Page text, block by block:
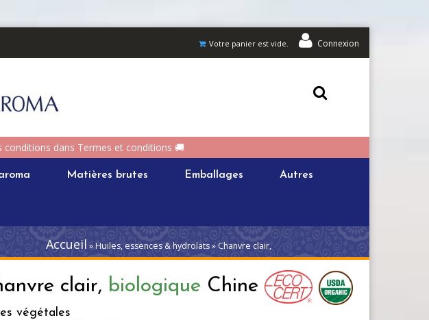
Votre panier est vide. Connexion
dans Termes et conditions 🚚
Matières brutes Emballages Autres
Accueil » Huiles, essences & hydrolats » Chanvre clair,
clair, biologique Chine
végétales